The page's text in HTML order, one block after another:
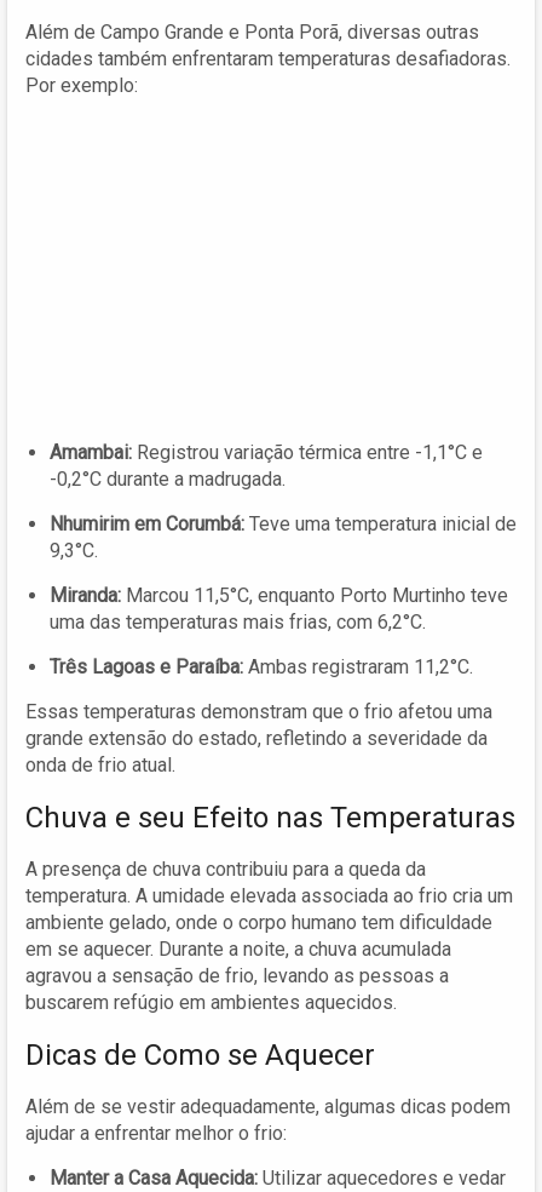
Além de Campo Grande e Ponta Porã, diversas outras
cidades também enfrentaram temperaturas desafiadoras.
Por exemplo:
Amambai: Registrou variação térmica entre -1,1°C e
-0,2°C durante a madrugada.
Nhumirim em Corumbá: Teve uma temperatura inicial de
9,3°C.
Miranda: Marcou 11,5°C, enquanto Porto Murtinho teve
uma das temperaturas mais frias, com 6,2°C.
Três Lagoas e Paraíba: Ambas registraram 11,2°C.
Essas temperaturas demonstram que o frio afetou uma
grande extensão do estado, refletindo a severidade da
onda de frio atual.
Chuva e seu Efeito nas Temperaturas
A presença de chuva contribuiu para a queda da
temperatura. A umidade elevada associada ao frio cria um
ambiente gelado, onde o corpo humano tem dificuldade
em se aquecer. Durante a noite, a chuva acumulada
agravou a sensação de frio, levando as pessoas a
buscarem refúgio em ambientes aquecidos.
Dicas de Como se Aquecer
Além de se vestir adequadamente, algumas dicas podem
ajudar a enfrentar melhor o frio:
Manter a Casa Aquecida: Utilizar aquecedores e vedar